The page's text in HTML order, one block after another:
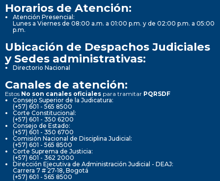
Horarios de Atención:
Atención Presencial:
Lunes a Viernes de 08:00 a.m. a 01:00 p.m. y de 02:00 p.m. a 05:00
p.m.
Ubicación de Despachos Judiciales
y Sedes administrativas:
Directorio Nacional
Canales de atención:
Estos No son canales oficiales para tramitar PQRSDF
Consejo Superior de la Judicatura:
(+57) 601 - 565 8500
Corte Constitucional:
(+57) 601 - 350 6200
Consejo de Estado:
(+57) 601 - 350 6700
Comisión Nacional de Disciplina Judicial:
(+57) 601 - 565 8500
Corte Suprema de Justicia:
(+57) 601 - 362 2000
Dirección Ejecutiva de Administración Judicial - DEAJ:
Carrera 7 # 27-18, Bogotá
(+57) 601 - 565 8500